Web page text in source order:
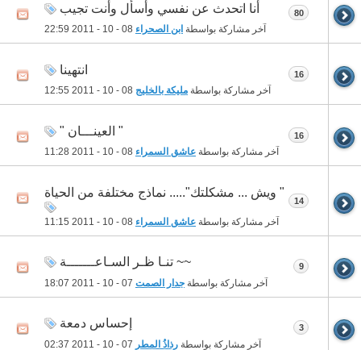
أنا اتحدث عن نفسي وأسأل وأنت تجيب
آخر مشاركة بواسطة ابن الصحراء 22:59
80
انتهينا
آخر مشاركة بواسطة مليكة بالخليج 12:55
16
" العينـــان "
آخر مشاركة بواسطة عاشق السمراء 11:28
16
" ويش ... مشكلتك"..... نماذج مختلفة من الحياة
آخر مشاركة بواسطة عاشق السمراء 11:15
14
~~ تنـا ظـر السـاعـــــــة
آخر مشاركة بواسطة جدار الصمت 18:07
9
إحساس دمعة
آخر مشاركة بواسطة رذاذُ المطر 02:37
3